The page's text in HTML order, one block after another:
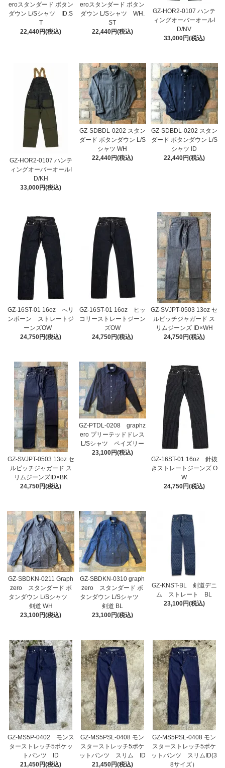
eroスタンダード ボタン
ダウン L/Sシャツ ID.S
T
22,440円(税込)
eroスタンダード ボタン
ダウン L/Sシャツ WH.
ST
22,440円(税込)
GZ-HOR2-0107 ハンテ
ィングオーバーオールI
D/NV
33,000円(税込)
GZ-HOR2-0107 ハンテ
ィングオーバーオールI
D/KH
33,000円(税込)
GZ-SDBDL-0202 スタン
ダード ボタンダウン L/S
シャツ WH
22,440円(税込)
GZ-SDBDL-0202 スタン
ダード ボタンダウン L/S
シャツ ID
22,440円(税込)
GZ-16ST-01 16oz へリ
ンボーン ストレートジ
ーンズOW
24,750円(税込)
GZ-16ST-01 16oz ヒッ
コリーストレートジーン
ズOW
24,750円(税込)
GZ-SVJPT-0503 13oz セ
ルビッチジャガード ス
リムジーンズ ID×WH
24,750円(税込)
GZ-SVJPT-0503 13oz セ
ルビッチジャガード ス
リムジーンズID×BK
24,750円(税込)
GZ-PTDL-0208 graphz
ero プリーテッドドレス
L/Sシャツ ペイズリー
23,100円(税込)
GZ-16ST-01 16oz 針抜
きストレートジーンズ O
W
24,750円(税込)
GZ-SBDKN-0211 Graph
zero スタンダード ボ
タンダウン L/Sシャツ
剣道 WH
23,100円(税込)
GZ-SBDKN-0310 graph
zero スタンダード ボ
タンダウン L/Sシャツ
剣道 BL
23,100円(税込)
GZ-KNST-BL 剣道デニ
ム ストレート BL
23,100円(税込)
GZ-MS5P-0402 モンス
ターストレッチ5ポケッ
トパンツ ID
21,450円(税込)
GZ-MS5PSL-0408 モン
スターストレッチ5ポケ
ットパンツ スリム ID
21,450円(税込)
GZ-MS5PSL-0408 モン
スターストレッチ5ポケ
ットパンツ スリムID(3
8サイズ）